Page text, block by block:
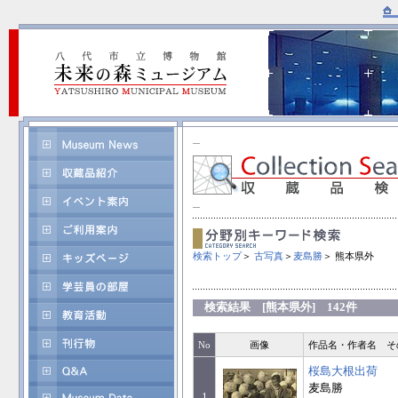
検索トップ＞ 古写真＞ 麦島勝＞ 熊本県外
検索結果 [熊本県外] 142件
No 画像 作品名・作者名 そ
桜島大根出荷
麦島勝